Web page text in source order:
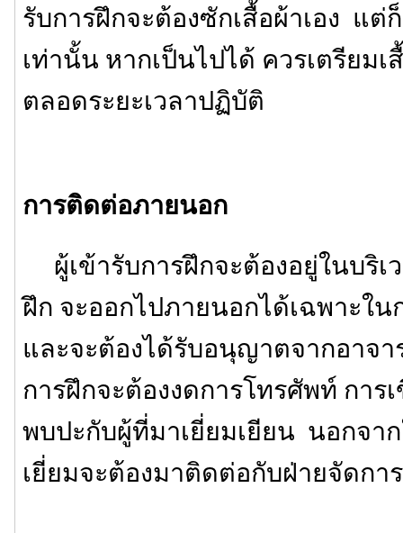
รับการฝึกจะต้องซักเสื้อผ้าเอง แต่
เท่านั้น หากเป็นไปได้ ควรเตรียมเ
ตลอดระยะเวลาปฏิบัติ
การติดต่อภายนอก
ผู้เข้ารับการฝึกจะต้องอยู่ในบริ
ฝึก จะออกไปภายนอกได้เฉพาะใ
และจะต้องได้รับอนุญาตจากอาจ
การฝึกจะต้องงดการโทรศัพท์ การ
พบปะกับผู้ที่มาเยี่ยมเยียน นอกจา
เยี่ยมจะต้องมาติดต่อกับฝ่ายจัดการ